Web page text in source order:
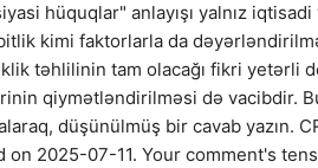
hüquqlar" anlayışı yalnız
kimi faktorlarla da
təhlilinin tam olacağı fikri yetərli
qiymətləndirilməsi də vacibdir.
düşünülmüş bir cavab yazın.
2025-07-11. Your comment's